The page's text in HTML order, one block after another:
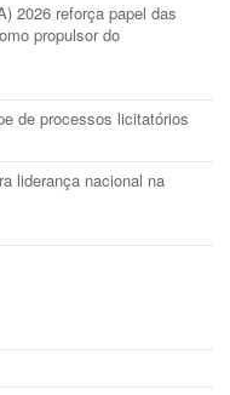
2026 reforça papel das
propulsor do
de processos licitatórios
liderança nacional na